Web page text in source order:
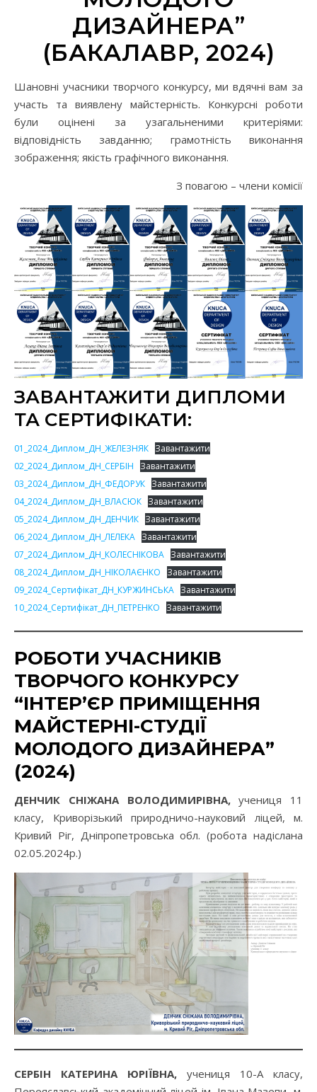
ДИЗАЙНЕРА”
(БАКАЛАВР, 2024)
Шановні учасники творчого конкурсу, ми вдячні вам за
участь та виявлену майстерність. Конкурсні роботи
були оцінені за узагальненими критеріями:
відповідність завданню; грамотність виконання
зображення; якість графічного виконання.
З повагою – члени комісії
ЗАВАНТАЖИТИ ДИПЛОМИ
ТА СЕРТИФІКАТИ:
01_2024_Диплом_ДН_ЖЕЛЕЗНЯК Завантажити
02_2024_Диплом_ДН_СЕРБІН
Завантажити
03_2024_Диплом_ДН_ФЕДОРУК Завантажити
04_2024_Диплом_ДН_ВЛАСЮК Завантажити
05_2024_Диплом_ДН_ДЕНЧИК Завантажити
06_2024_Диплом_ДН_ЛЕЛЕКА Завантажити
07_2024_Диплом_ДН_КОЛЕСНІКОВА Завантажити
08_2024_Диплом_ДН_НІКОЛАЄНКО
Завантажити
09_2024_Сертифікат_ДН_КУРЖИНСЬКА Завантажити
10_2024_Сертифікат_ДН_ПЕТРЕНКО
Завантажити
РОБОТИ УЧАСНИКІВ
ТВОРЧОГО КОНКУРСУ
“ІНТЕР’ЄР ПРИМІЩЕННЯ
МАЙСТЕРНІ-СТУДІЇ
МОЛОДОГО ДИЗАЙНЕРА”
(2024)
ДЕНЧИК СНІЖАНА ВОЛОДИМИРІВНА,учениця 11
класу, Криворізький природничо-науковий ліцей, м.
Кривий Ріг, Дніпропетровська обл. (робота надіслана
02.05.2024р.)
СЕРБІН КАТЕРИНА ЮРІЇВНА, учениця 10-А класу,